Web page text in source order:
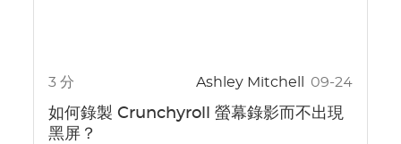
3 分 Ashley Mitchell 09-24
如何錄製 Crunchyroll 螢幕錄影而不出現
黑屏？